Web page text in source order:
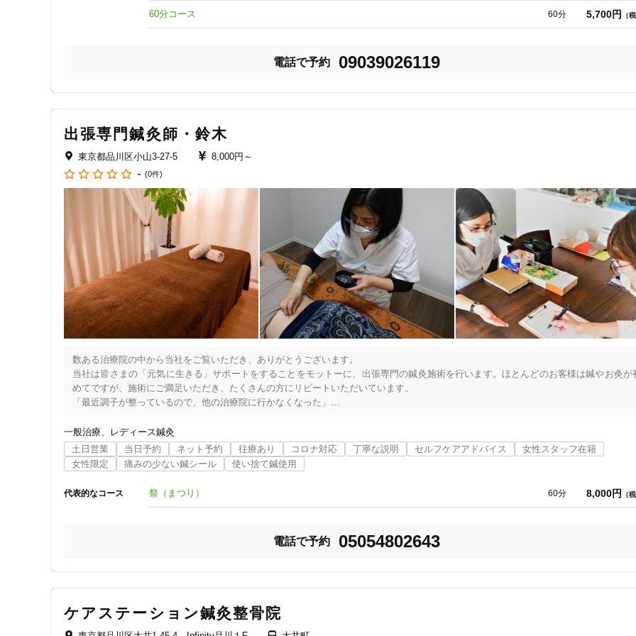
60分コース 60分 5,700円 （
電話で予約 09039026119
出張専門鍼灸師・鈴木
東京都品川区小山3-27-5
8,000円～
- (0件)
数ある治療院の中から当社をご覧いただき、ありがとうございます。
当社は皆さまの「元気に生きる」サポートをすることをモットーに、出張専門の鍼灸施術を行います。ほとんどのお客様は鍼やお灸が
めてですが、施術にご満足いただき、たくさんの方にリピートいただいています。
「最近調子が整っているので、他の治療院に行かなくなった」
「鍼は怖いからイヤだ」「お灸は熱いんでしょ？」というご意見をいただくこともよくあります。
鍼灸が初めての方にも気軽に鍼灸に触れていただく機会として、「お灸教室」や他の女性起業家とのコラボセミナーなども定期的に開
しています。詳細は当社HPの「ブログ」をご覧ください。
女性専門ですが、お客様からのご紹介の方でしたら男性も施術を承ります。ご興味のある方はぜひお問合せ下さい。
一般治療
レディース鍼灸
土日営業
当日予約 ネット予約 往療あり コロナ対応 丁寧な説明 セルフケアアドバイス
女性スタッフ在籍
女性限定
痛みの少ない鍼シール 使い捨て鍼使用
代表的なコース 祭（まつり） 60分 8,000円 （
電話で予約 05054802643
ケアステーション鍼灸整骨院